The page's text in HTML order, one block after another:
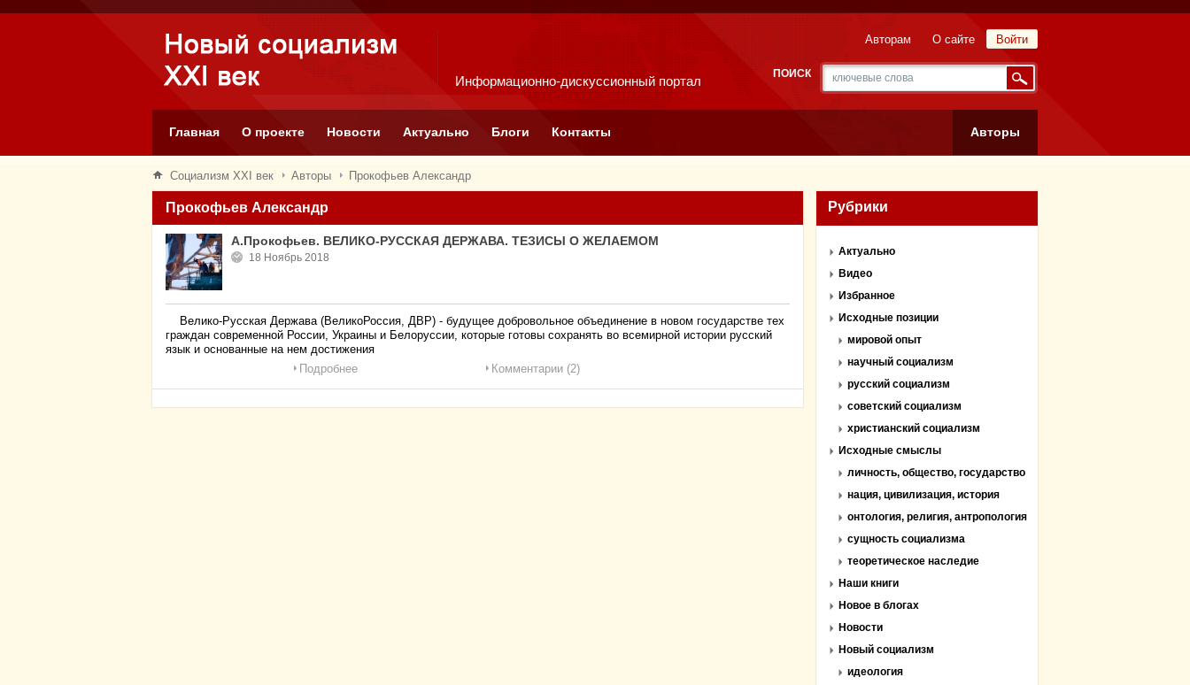
Информационно-дискуссионный портал
Войти
Авторам О сайте
ПОИСК
Главная О проекте Новости Актуально Блоги Контакты Авторы
Социализм XXI век Авторы Прокофьев Александр
Прокофьев Александр
А.Прокофьев. ВЕЛИКО-РУССКАЯ ДЕРЖАВА. ТЕЗИСЫ О ЖЕЛАЕМОМ
18 Ноябрь 2018
Велико-Русская Держава (ВеликоРоссия, ДВР) - будущее добровольное объединение в новом государстве тех
граждан современной России, Украины и Белоруссии, которые готовы сохранять во всемирной истории русский
язык и основанные на нем достижения
Подробнее
Комментарии (2)
Рубрики
Актуально
Видео
Избранное
Исходные позиции
мировой опыт
научный социализм
русский социализм
советский социализм
христианский социализм
Исходные смыслы
личность, общество, государство
нация, цивилизация, история
онтология, религия, антропология
сущность социализма
теоретическое наследие
Наши книги
Новое в блогах
Новости
Новый социализм
идеология